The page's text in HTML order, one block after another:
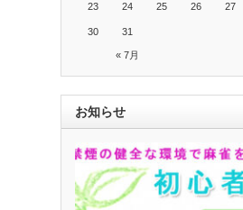
« 7月
23 24 25 26 27
30 31
お知らせ